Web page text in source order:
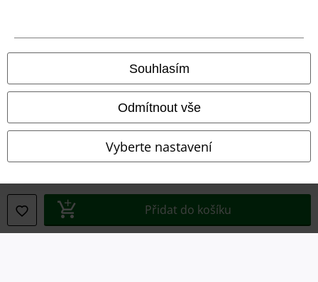
Souhlasím
Odmítnout vše
Vyberte nastavení
Přidat do košíku
Ochrana osobních údajů
Likvidace odpadu a ochrana životního prostředí
Informace o přístupnosti
Nastavení souborů cookie
Odstoupení od smlouvy
Všechny ceny jsou včetně DPH, bezpoštovného a balného